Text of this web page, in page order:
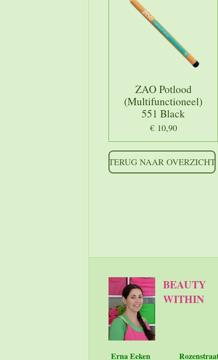
ZAO Potlood
(Multifunctioneel)
551 Black
€ 10,90
TERUG NAAR OVERZICHT
BEAUTY
WITHIN
Erna Eeken